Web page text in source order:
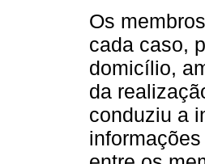
Os
cada caso,
domicílio,
da
conduziu a